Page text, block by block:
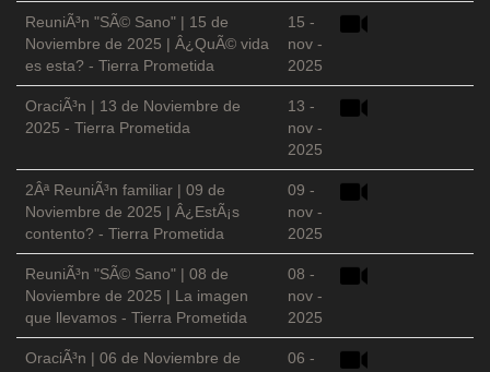
ReuniÃ³n "SÃ© Sano" | 15 de
Noviembre de 2025 | Â¿QuÃ© vida
es esta? - Tierra Prometida
15 -
nov -
2025
OraciÃ³n | 13 de Noviembre de
2025 - Tierra Prometida
13 -
nov -
2025
2Âª ReuniÃ³n familiar | 09 de
Noviembre de 2025 | Â¿EstÃ¡s
contento? - Tierra Prometida
09 -
nov -
2025
ReuniÃ³n "SÃ© Sano" | 08 de
Noviembre de 2025 | La imagen
que llevamos - Tierra Prometida
08 -
nov -
2025
OraciÃ³n | 06 de Noviembre de
06 -